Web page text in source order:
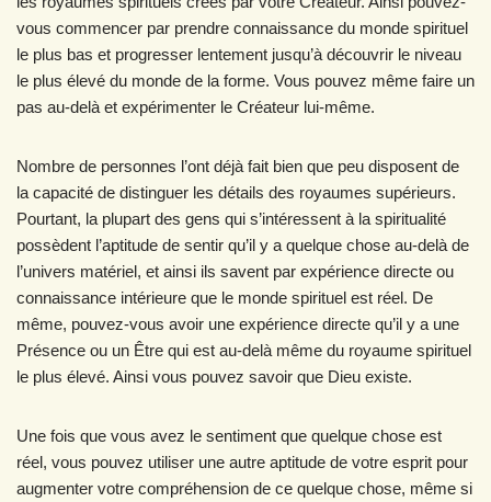
vous commencer par prendre connaissance du monde spirituel
le plus bas et progresser lentement jusqu’à découvrir le niveau
le plus élevé du monde de la forme. Vous pouvez même faire un
pas au-delà et expérimenter le Créateur lui-même.
Nombre de personnes l’ont déjà fait bien que peu disposent de
la capacité de distinguer les détails des royaumes supérieurs.
Pourtant, la plupart des gens qui s’intéressent à la spiritualité
possèdent l’aptitude de sentir qu’il y a quelque chose au-delà de
l’univers matériel, et ainsi ils savent par expérience directe ou
connaissance intérieure que le monde spirituel est réel. De
même, pouvez-vous avoir une expérience directe qu’il y a une
Présence ou un Être qui est au-delà même du royaume spirituel
le plus élevé. Ainsi vous pouvez savoir que Dieu existe.
Une fois que vous avez le sentiment que quelque chose est
réel, vous pouvez utiliser une autre aptitude de votre esprit pour
augmenter votre compréhension de ce quelque chose, même si